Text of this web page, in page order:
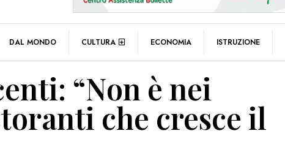
DAL MONDO CULTURA ECONOMIA ISTRUZIONE
“Non è nei
che cresce il